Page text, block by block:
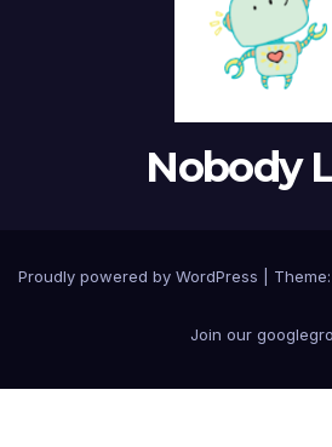
Nobody
Proudly powered by WordPress
Join our